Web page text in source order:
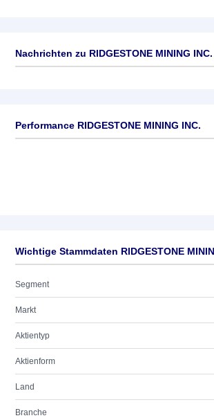
Nachrichten zu RIDGESTONE MINING INC.
Performance RIDGESTONE MINING INC.
Wichtige Stammdaten RIDGESTONE
Segment
Markt
Aktientyp
Aktienform
Land
Branche